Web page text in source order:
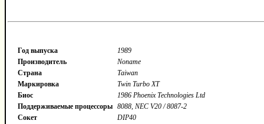
Год выпуска
1989
Производитель
Noname
Страна
Taiwan
Маркировка
Twin Turbo XT
Биос
1986 Phoenix Technologies Ltd
Поддерживаемые процессоры 8088, NEC V20 / 8087-2
Сокет
DIP40